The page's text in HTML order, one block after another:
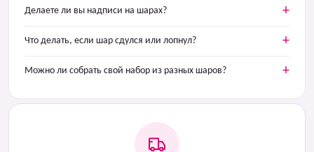
Делаете ли вы надписи на шарах?
Что делать, если шар сдулся или лопнул?
Можно ли собрать свой набор из разных шаров?